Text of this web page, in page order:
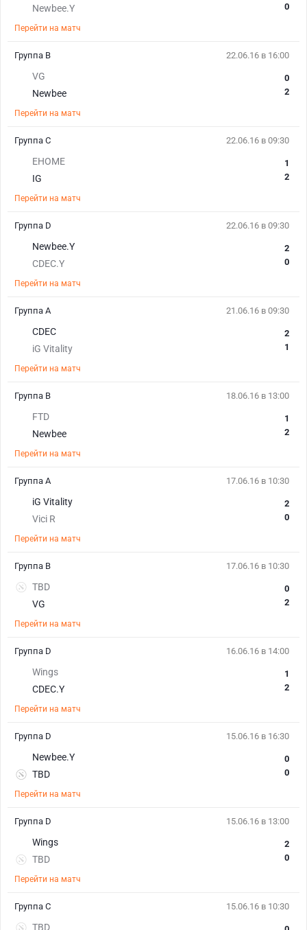
Newbee.Y
0
Перейти на матч
22.06.16 в 16:00
VG
Newbee
0
2
Перейти на матч
Группа B
22.06.16 в 09:30
EHOME
IG
1
2
Перейти на матч
Группа С
22.06.16 в 09:30
Newbee.Y
CDEC.Y
2
0
Перейти на матч
Группа D
21.06.16 в 09:30
CDEC
iG Vitality
2
1
Перейти на матч
Группа А
18.06.16 в 13:00
FTD
Newbee
1
2
Перейти на матч
Группа B
17.06.16 в 10:30
iG Vitality
Vici R
2
0
Перейти на матч
Группа А
17.06.16 в 10:30
TBD
VG
0
2
Перейти на матч
Группа B
16.06.16 в 14:00
Wings
CDEC.Y
1
2
Перейти на матч
Группа D
15.06.16 в 16:30
Newbee.Y
TBD
0
0
Перейти на матч
Группа D
15.06.16 в 13:00
Wings
TBD
2
0
Перейти на матч
Группа D
15.06.16 в 10:30
TBD
Группа С